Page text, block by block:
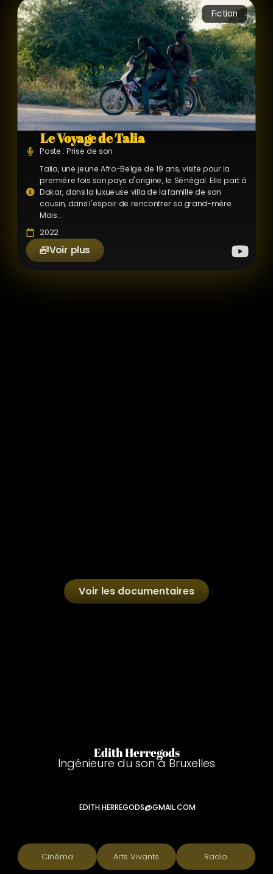
Le Voyage de Talia
Fiction
Poste : Prise de son
Talia, une jeune Afro-Belge de 19 ans, visite pour la
première fois son pays d'origine, le Sénégal. Elle part à
Dakar, dans la luxueuse villa de la famille de son
cousin, dans l'espoir de rencontrer sa grand-mère.
Mais...
2022
Voir plus
Voir les documentaires
Edith Herregods
Ingénieure du son à Bruxelles
Cinéma Arts Vivants Radio